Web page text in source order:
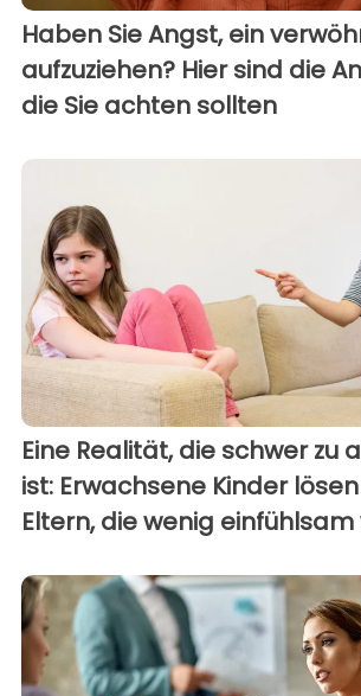
Haben Sie Angst, ein
aufzuziehen? Hier sind die
die Sie achten sollten
Eine Realität, die schwer zu
ist: Erwachsene Kinder
Eltern, die wenig